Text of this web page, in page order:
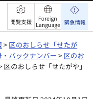
閲覧支援
Foreign
Language 緊急情報
> 区のおしらせ「せたが
バックナンバー > 区のお
区のおしらせ「せたがや」